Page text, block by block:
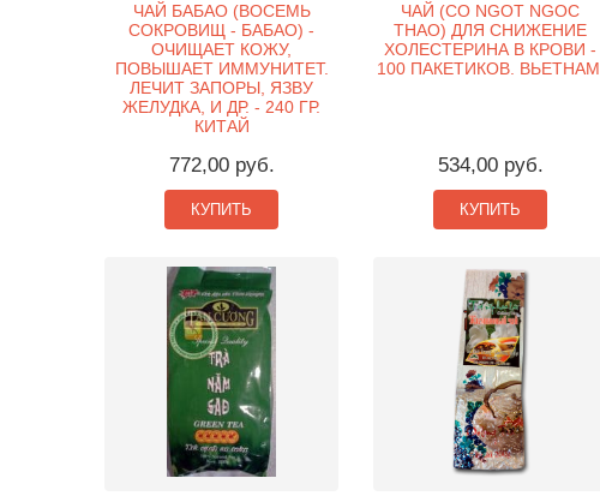
ЧАЙ БАБАО (ВОСЕМЬ
СОКРОВИЩ - БАБАО) -
ОЧИЩАЕТ КОЖУ,
ПОВЫШАЕТ ИММУНИТЕТ.
ЛЕЧИТ ЗАПОРЫ, ЯЗВУ
ЖЕЛУДКА, И ДР. - 240 ГР.
КИТАЙ
772,00 руб.
КУПИТЬ
ЧАЙ (CO NGOT NGOC
THAO) ДЛЯ СНИЖЕНИЕ
ХОЛЕСТЕРИНА В КРОВИ -
100 ПАКЕТИКОВ. ВЬЕТНАМ.
534,00 руб.
КУПИТЬ